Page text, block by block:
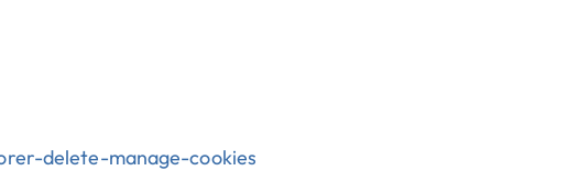
delete-manage-cookies